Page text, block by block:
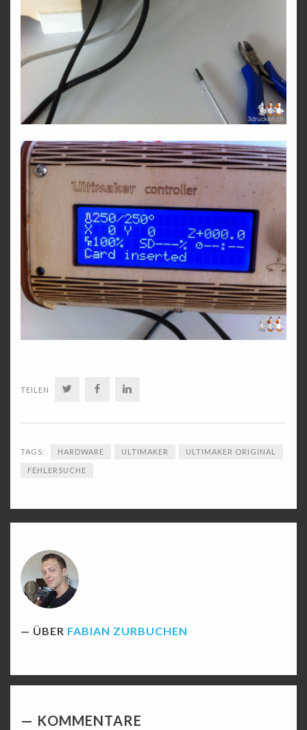
TEILEN TWITTERFACEBOOK
TAGS: HARDWARE ULTIMAKER ULTIMAKER ORIGINAL
FEHLERSUCHE
ÜBER FABIAN ZURBUCHEN
KOMMENTARE